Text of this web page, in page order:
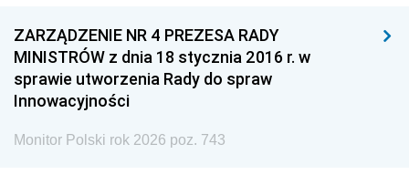
ZARZĄDZENIE NR 4 PREZESA RADY
MINISTRÓW z dnia 18 stycznia 2016 r. w
sprawie utworzenia Rady do spraw
Innowacyjności
Monitor Polski rok 2026 poz. 743